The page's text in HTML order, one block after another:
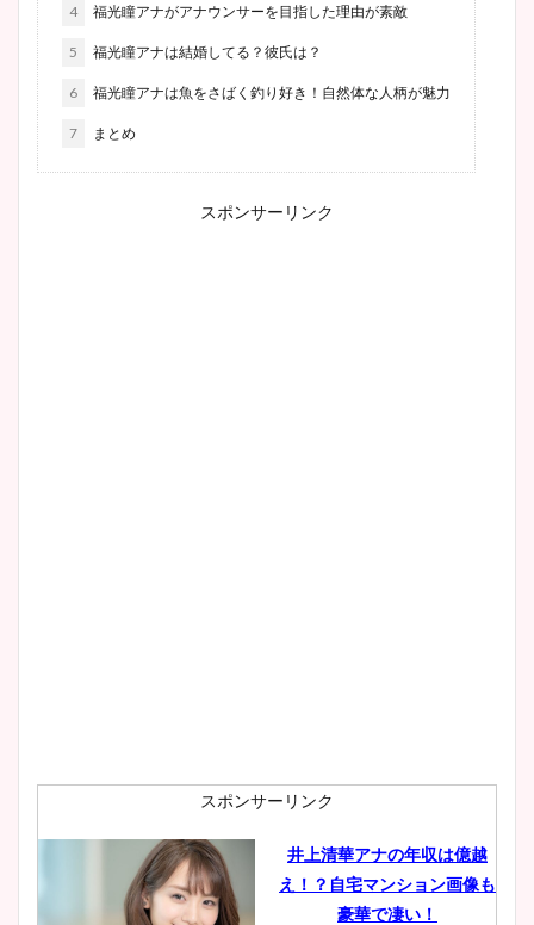
4 福光瞳アナがアナウンサーを目指した理由が素敵
5 福光瞳アナは結婚してる？彼氏は？
6 福光瞳アナは魚をさばく釣り好き！自然体な人柄が魅力
7 まとめ
スポンサーリンク
スポンサーリンク
井上清華アナの年収は億越
え！？自宅マンション画像も
豪華で凄い！